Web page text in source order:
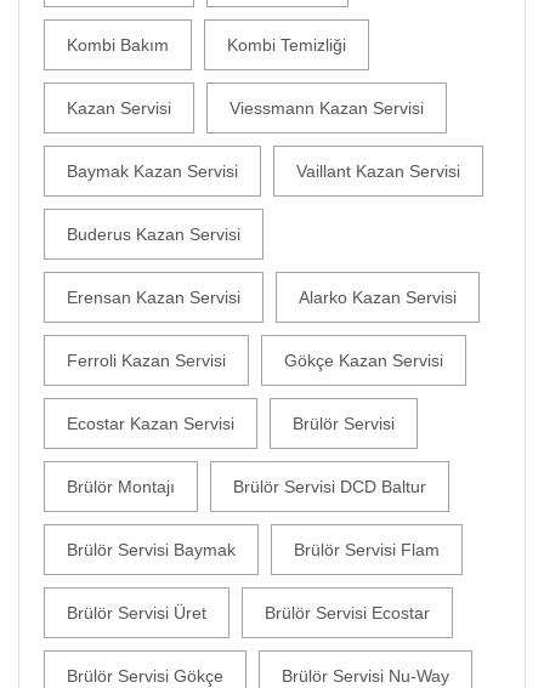
Kombi Bakım Kombi Temizliği
Kazan Servisi Viessmann Kazan Servisi
Baymak Kazan Servisi Vaillant Kazan Servisi
Buderus Kazan Servisi
Erensan Kazan Servisi Alarko Kazan Servisi
Ferroli Kazan Servisi Gökçe Kazan Servisi
Ecostar Kazan Servisi Brülör Servisi
Brülör Montajı Brülör Servisi DCD Baltur
Brülör Servisi Baymak Brülör Servisi Flam
Brülör Servisi Üret Brülör Servisi Ecostar
Brülör Servisi Gökçe Brülör Servisi Nu-Way